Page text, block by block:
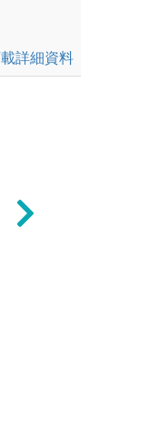
詳細資料